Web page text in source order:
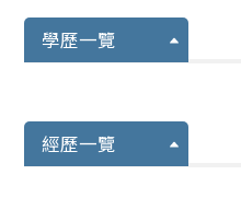
學歷一覽
經歷一覽